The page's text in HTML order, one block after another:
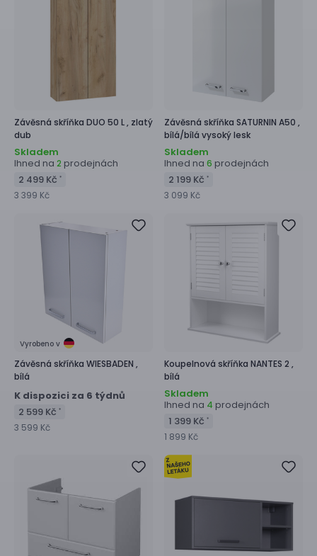
Závěsná skříňka DUO 50 L , zlatý
dub
Skladem
Ihned na 2 prodejnách
2 499 Kč *
3 399 Kč
Závěsná skříňka SATURNIN A50 ,
bílá/bílá vysoký lesk
Skladem
Ihned na 6 prodejnách
2 199 Kč *
3 099 Kč
Vyrobeno v
Závěsná skříňka WIESBADEN ,
bílá
K dispozici za 6 týdnů
2 599 Kč *
3 599 Kč
Koupelnová skříňka NANTES 2 ,
bílá
Skladem
Ihned na 4 prodejnách
1 399 Kč *
1 899 Kč